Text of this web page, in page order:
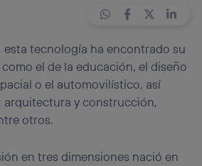
esta tecnología ha encontrado su
el de la educación, el diseño
o el automovilístico, así
arquitectura y construcción,
otros.
en tres dimensiones nació en